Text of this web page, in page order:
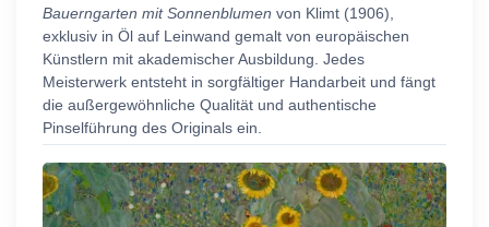
Bauerngarten mit Sonnenblumen von Klimt (1906),
exklusiv in Öl auf Leinwand gemalt von europäischen
Künstlern mit akademischer Ausbildung. Jedes
Meisterwerk entsteht in sorgfältiger Handarbeit und fängt
die außergewöhnliche Qualität und authentische
Pinselführung des Originals ein.